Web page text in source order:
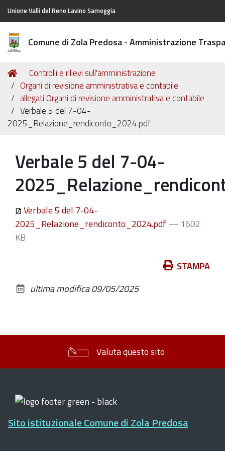
Unione Valli del Reno Lavino Samoggia
Comune di Zola Predosa - Amministrazione
Tu
sei
qui:
Home
Controlli e rilievi sull'amministrazione
Organi di revisione amministrativa e contabile
allegati Organi di revisione amministrativa e contabile
Verbale 5 del 7-04-
2025_Relazione_rendiconto_2024.pdf
Verbale 5 del 7-04-
Verbale 5 del 7-04-
2025_Relazione_rendiconto_2024.pdf— 1602
KB
documento
STAMPA
ultima modifica09/05/2025
Valuta questo sito
Sito istituzionale Comune di Zola Predosa